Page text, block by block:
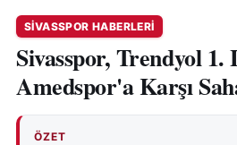
SIVASSPOR HABERLERI
Sivasspor, Trendyol 1.
Amedspor'a Karşı
ÖZET